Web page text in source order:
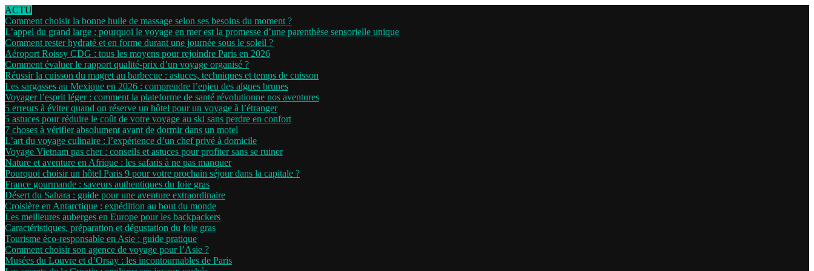
ACTU
Comment choisir la bonne huile de massage selon ses besoins du moment ?
L’appel du grand large : pourquoi le voyage en mer est la promesse d’une parenthèse sensorielle unique
Comment rester hydraté et en forme durant une journée sous le soleil ?
Aéroport Roissy CDG : tous les moyens pour rejoindre Paris en 2026
Comment évaluer le rapport qualité-prix d’un voyage organisé ?
Réussir la cuisson du magret au barbecue : astuces, techniques et temps de cuisson
Les sargasses au Mexique en 2026 : comprendre l’enjeu des algues brunes
Voyager l’esprit léger : comment la plateforme de santé révolutionne nos aventures
5 erreurs à éviter quand on réserve un hôtel pour un voyage à l’étranger
5 astuces pour réduire le coût de votre voyage au ski sans perdre en confort
7 choses à vérifier absolument avant de dormir dans un motel
L’art du voyage culinaire : l’expérience d’un chef privé à domicile
Voyage Vietnam pas cher : conseils et astuces pour profiter sans se ruiner
Nature et aventure en Afrique : les safaris à ne pas manquer
Pourquoi choisir un hôtel Paris 9 pour votre prochain séjour dans la capitale ?
France gourmande : saveurs authentiques du foie gras
Désert du Sahara : guide pour une aventure extraordinaire
Croisière en Antarctique : expédition au bout du monde
Les meilleures auberges en Europe pour les backpackers
Caractéristiques, préparation et dégustation du foie gras
Tourisme éco-responsable en Asie : guide pratique
Comment choisir son agence de voyage pour l’Asie ?
Musées du Louvre et d’Orsay : les incontournables de Paris